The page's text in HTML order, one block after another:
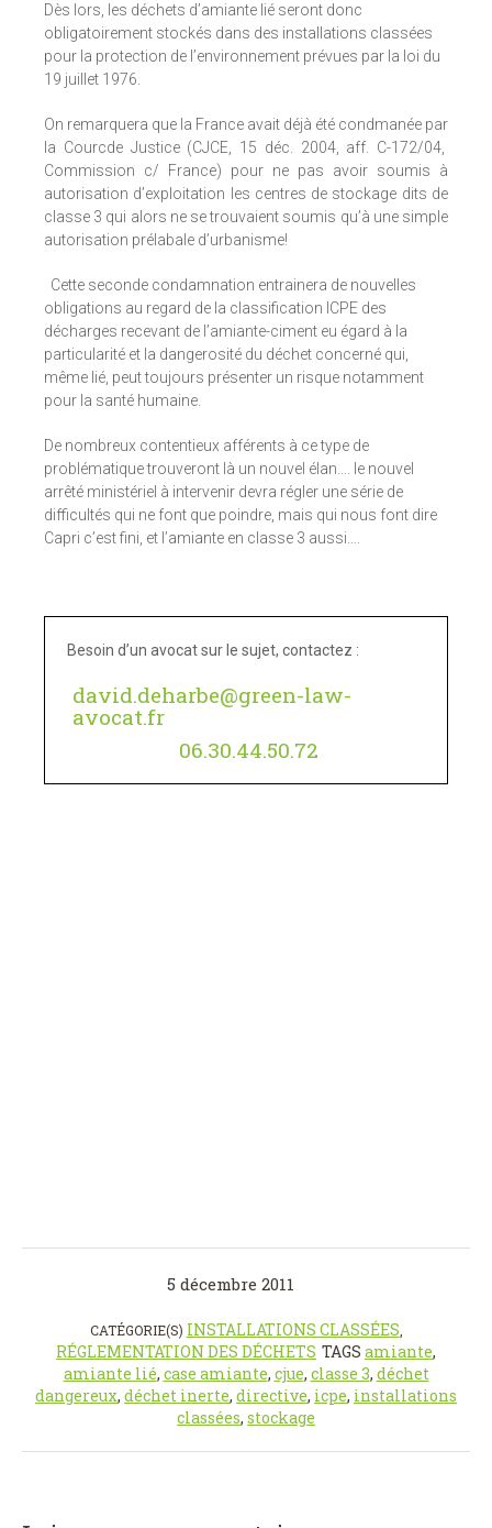
Dès lors, les déchets d’amiante lié seront donc
obligatoirement stockés dans des installations classées
pour la protection de l’environnement prévues par la loi du
19 juillet 1976.
On remarquera que la France avait déjà été condmanée par
la Courcde Justice (CJCE, 15 déc. 2004, aff. C-172/04,
Commission c/ France) pour ne pas avoir soumis à
autorisation d’exploitation les centres de stockage dits de
classe 3 qui alors ne se trouvaient soumis qu’à une simple
autorisation prélabale d’urbanisme!
Cette seconde condamnation entrainera de nouvelles
obligations au regard de la classification ICPE des
décharges recevant de l’amiante-ciment eu égard à la
particularité et la dangerosité du déchet concerné qui,
même lié, peut toujours présenter un risque notamment
pour la santé humaine.
De nombreux contentieux afférents à ce type de
problématique trouveront là un nouvel élan…. le nouvel
arrêté ministériel à intervenir devra régler une série de
difficultés qui ne font que poindre, mais qui nous font dire
Capri c’est fini, et l’amiante en classe 3 aussi….
Besoin d’un avocat sur le sujet, contactez :
david.deharbe@green-law-
avocat.fr
06.30.44.50.72
5 décembre 2011
CATÉGORIE(S) INSTALLATIONS CLASSÉES
RÉGLEMENTATION DES DÉCHETS TAGS amiante,
amiante lié, case amiante, cjue, classe 3, déchet
dangereux, déchet inerte, directive, icpe, installations
classées, stockage